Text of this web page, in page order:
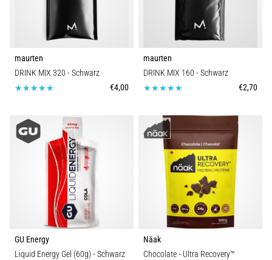
maurten
DRINK MIX 320 - Schwarz
€4,00
maurten
DRINK MIX 160 - Schwarz
€2,70
GU Energy
Liquid Energy Gel (60g)- Schwarz
Näak
Chocolate - Ultra Recovery™